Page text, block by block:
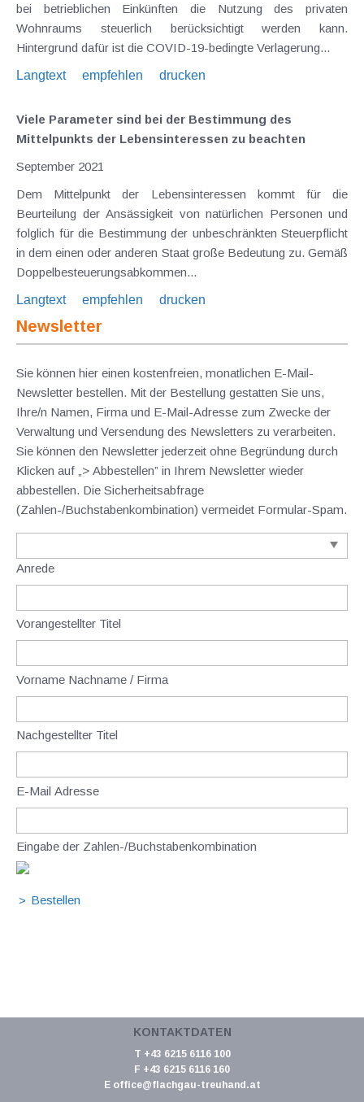
bei betrieblichen Einkünften die Nutzung des privaten
Wohnraums steuerlich berücksichtigt werden kann.
Hintergrund dafür ist die COVID-19-bedingte Verlagerung...
Langtext
empfehlen drucken
Viele Parameter sind bei der Bestimmung des
Mittelpunkts der Lebensinteressen zu beachten
September 2021
Dem Mittelpunkt der Lebensinteressen kommt für die
Beurteilung der Ansässigkeit von natürlichen Personen und
folglich für die Bestimmung der unbeschränkten Steuerpflicht
in dem einen oder anderen Staat große Bedeutung zu. Gemäß
Doppelbesteuerungsabkommen...
Langtext
empfehlen drucken
Newsletter
Sie können hier einen kostenfreien, monatlichen E-Mail-
Newsletter bestellen. Mit der Bestellung gestatten Sie uns,
Ihre/n Namen, Firma und E-Mail-Adresse zum Zwecke der
Verwaltung und Versendung des Newsletters zu verarbeiten.
Sie können den Newsletter jederzeit ohne Begründung durch
Klicken auf „> Abbestellen” in Ihrem Newsletter wieder
abbestellen. Die Sicherheitsabfrage
(Zahlen-/Buchstabenkombination) vermeidet Formular-Spam.
Anrede
Vorangestellter Titel
Vorname Nachname / Firma
Nachgestellter Titel
E-Mail Adresse
Eingabe der Zahlen-/Buchstabenkombination
KONTAKTDATEN
T +43 6215 6116 100
F +43 6215 6116 160
E office@flachgau-treuhand.at